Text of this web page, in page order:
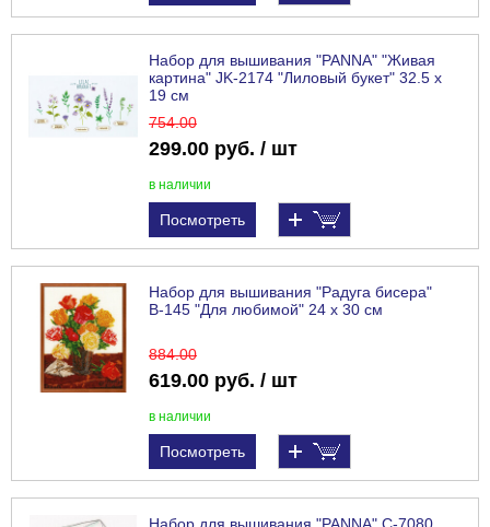
Набор для вышивания "PANNA" "Живая
картина" JK-2174 "Лиловый букет" 32.5 х
19 см
754.00
299.00 руб. / шт
в наличии
Посмотреть
Набор для вышивания "Радуга бисера"
В-145 "Для любимой" 24 х 30 см
884.00
619.00 руб. / шт
в наличии
Посмотреть